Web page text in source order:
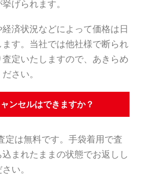
げられます。
経済状況などによって価格は日
す。当社では他社様で断られ
定いたしますので、あきらめ
さい。
ンセルはできますか？
は無料です。手袋着用で査
まれたままの状態でお返しし
い。